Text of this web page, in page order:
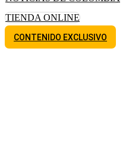
TIENDA ONLINE
CONTENIDO EXCLUSIVO